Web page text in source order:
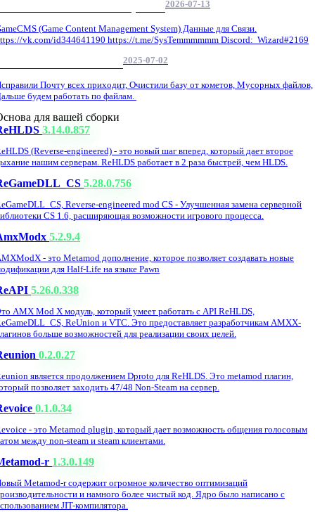
2026-07-13
(Game Content Management System) Данные для Связи.
vk.com/id344641190 https://t.me/SysTemmmmmm Discord: Wizard#2169
2025-07-02
Почту всех приходит, Очистили базу от кометов, Мусорных файлов,
будем работать по файлам.
для вашей сборки
3.14.0.857
(Reverse-engineered) - это новый шаг вперед, который дает второе
нашим серверам. ReHLDS работает в 2 раза быстрей, чем HLDS.
5.28.0.756
Reverse-engineered mod CS - Улучшенная замена серверной
CS 1.6, расширяющая возможности игрового процесса.
5.2.9.4
- это Metamod дополнение, которое позволяет создавать новые
для Half-Life на языке Pawn
5.26.0.338
AMX Mod X модуль, который умеет работать с API ReHLDS,
ReUnion и VTC. Это предоставляет разработчикам AMXX-
больше возможностей для реализации своих целей.
0.2.0.27
является продолжением Dproto для ReHLDS. Это metamod плагин,
позволяет заходить 47/48 Non-Steam на сервер.
0.1.0.34
- это Metamod plugin, который дает возможность общения голосовым
между non-steam и steam клиентами.
r 1.3.0.149
Metamod-r содержит огромное количество оптимизаций
и намного более чистый код. Ядро было написано с
JIT-компилятора.